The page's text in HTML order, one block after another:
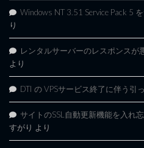
Windows NT 3.51 Service Pack 5
り
レンタルサーバーのレスポンスが
より
DTI の VPSサービス終了に伴う引
サイトのSSL自動更新機能を入れ
すがり より